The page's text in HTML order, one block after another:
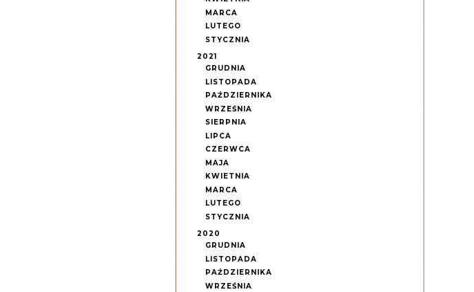
MARCA
LUTEGO
STYCZNIA
2021
GRUDNIA
LISTOPADA
PAŹDZIERNIKA
WRZEŚNIA
SIERPNIA
LIPCA
CZERWCA
MAJA
KWIETNIA
MARCA
LUTEGO
STYCZNIA
2020
GRUDNIA
LISTOPADA
PAŹDZIERNIKA
WRZEŚNIA